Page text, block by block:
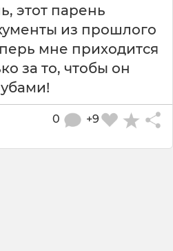
этот парень
из прошлого
мне приходится
за то, чтобы он
+9
0